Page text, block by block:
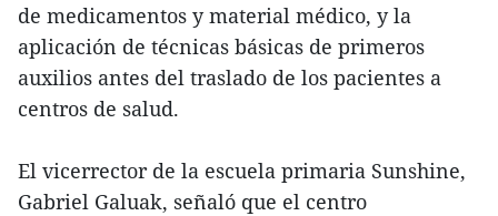
de medicamentos y material médico, y la
aplicación de técnicas básicas de primeros
auxilios antes del traslado de los pacientes a
centros de salud.
El vicerrector de la escuela primaria Sunshine,
Gabriel Galuak, señaló que el centro